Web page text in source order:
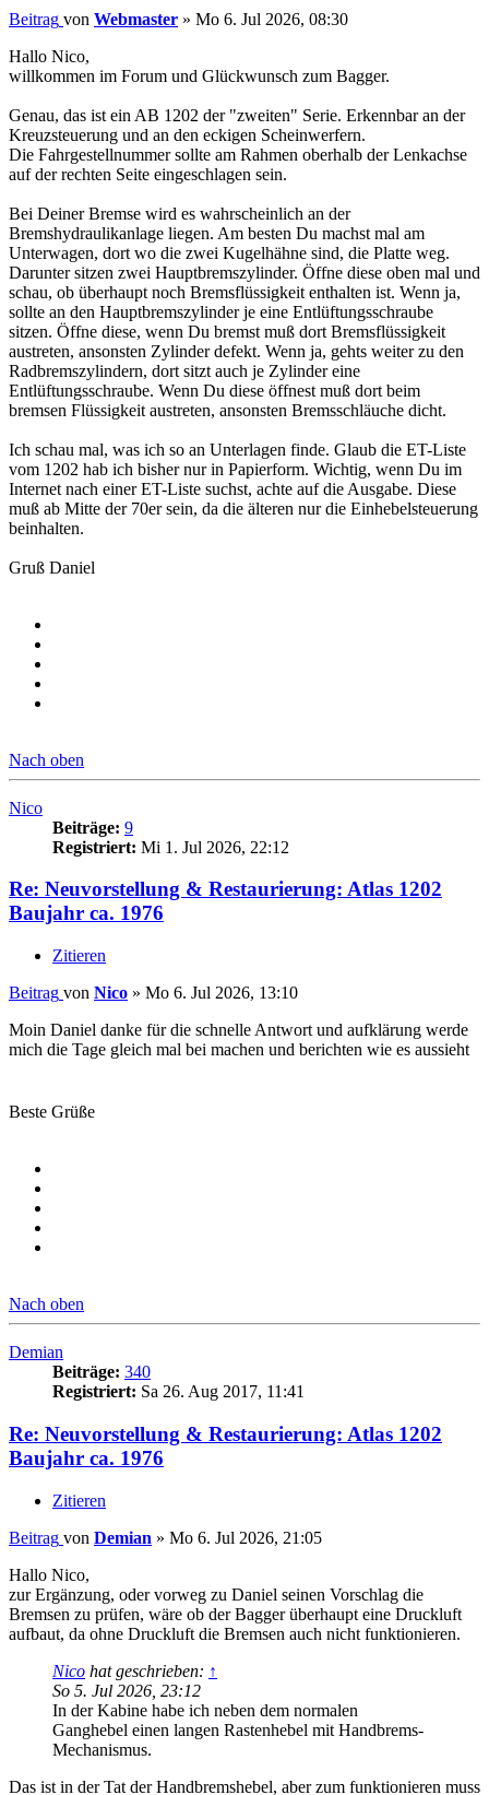
Beitrag von Webmaster » Mo 6. Jul 2026, 08:30
Hallo Nico,
willkommen im Forum und Glückwunsch zum Bagger.
Genau, das ist ein AB 1202 der "zweiten" Serie. Erkennbar an der
Kreuzsteuerung und an den eckigen Scheinwerfern.
Die Fahrgestellnummer sollte am Rahmen oberhalb der Lenkachse
auf der rechten Seite eingeschlagen sein.
Bei Deiner Bremse wird es wahrscheinlich an der
Bremshydraulikanlage liegen. Am besten Du machst mal am
Unterwagen, dort wo die zwei Kugelhähne sind, die Platte weg.
Darunter sitzen zwei Hauptbremszylinder. Öffne diese oben mal und
schau, ob überhaupt noch Bremsflüssigkeit enthalten ist. Wenn ja,
sollte an den Hauptbremszylinder je eine Entlüftungsschraube
sitzen. Öffne diese, wenn Du bremst muß dort Bremsflüssigkeit
austreten, ansonsten Zylinder defekt. Wenn ja, gehts weiter zu den
Radbremszylindern, dort sitzt auch je Zylinder eine
Entlüftungsschraube. Wenn Du diese öffnest muß dort beim
bremsen Flüssigkeit austreten, ansonsten Bremsschläuche dicht.
Ich schau mal, was ich so an Unterlagen finde. Glaub die ET-Liste
vom 1202 hab ich bisher nur in Papierform. Wichtig, wenn Du im
Internet nach einer ET-Liste suchst, achte auf die Ausgabe. Diese
muß ab Mitte der 70er sein, da die älteren nur die Einhebelsteuerung
beinhalten.
Gruß Daniel
Nach oben
Nico
Beiträge: 9
Registriert: Mi 1. Jul 2026, 22:12
Re: Neuvorstellung & Restaurierung: Atlas 1202
Baujahr ca. 1976
Zitieren
Beitrag von Nico » Mo 6. Jul 2026, 13:10
Moin Daniel danke für die schnelle Antwort und aufklärung werde
mich die Tage gleich mal bei machen und berichten wie es aussieht
Beste Grüße
Nach oben
Demian
Beiträge: 340
Registriert: Sa 26. Aug 2017, 11:41
Re: Neuvorstellung & Restaurierung: Atlas 1202
Baujahr ca. 1976
Zitieren
Beitrag von Demian » Mo 6. Jul 2026, 21:05
Hallo Nico,
zur Ergänzung, oder vorweg zu Daniel seinen Vorschlag die
Bremsen zu prüfen, wäre ob der Bagger überhaupt eine Druckluft
aufbaut, da ohne Druckluft die Bremsen auch nicht funktionieren.
Nico hat geschrieben: ↑
So 5. Jul 2026, 23:12
In der Kabine habe ich neben dem normalen
Ganghebel einen langen Rastenhebel mit Handbrems-
Mechanismus.
Das ist in der Tat der Handbremshebel, aber zum funktionieren muss